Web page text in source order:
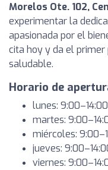
Morelos Ote. 102,
experimentar la
apasionada por el
cita hoy y da el
saludable.
Horario de
lunes:
martes:
miércoles:
jueves:
viernes: